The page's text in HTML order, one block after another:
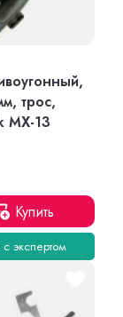
трос,
MX-13
Купить
с экспертом